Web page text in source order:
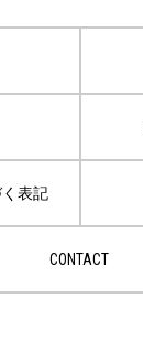
表記
CONTACT